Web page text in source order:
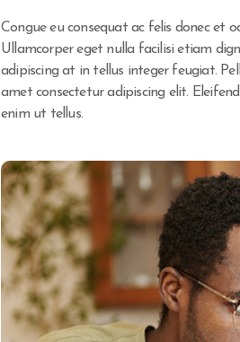
Congue eu consequat ac felis donec et
Ullamcorper eget nulla facilisi etiam
adipiscing at in tellus integer feugiat.
amet consectetur adipiscing elit.
enim ut tellus.